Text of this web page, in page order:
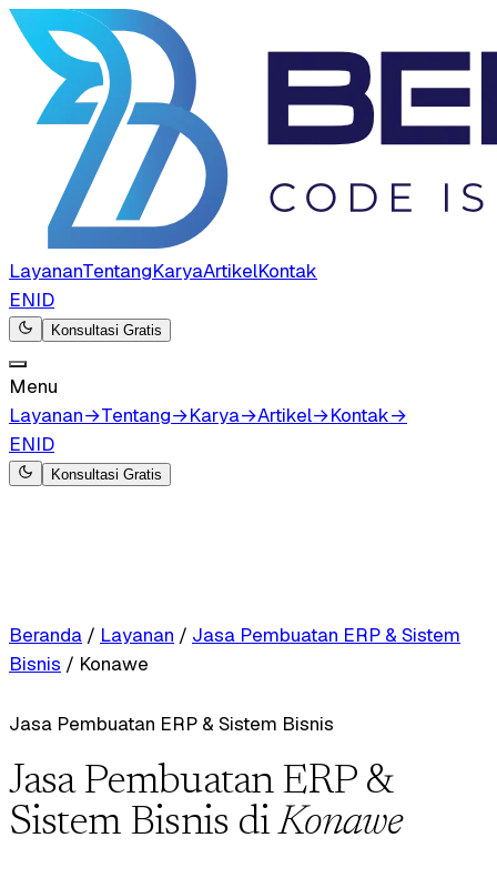
LayananTentangKaryaArtikelKontak
ENID
Konsultasi Gratis
Menu
Layanan→Tentang→Karya→Artikel→Kontak→
ENID
Konsultasi Gratis
Beranda / Layanan / Jasa Pembuatan ERP & Sistem
Bisnis / Konawe
Jasa Pembuatan ERP & Sistem Bisnis
Jasa Pembuatan ERP &
Sistem Bisnis diKonawe